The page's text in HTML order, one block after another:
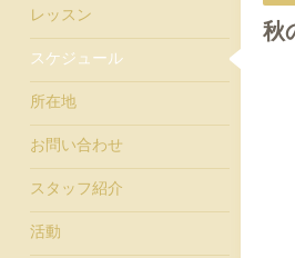
秋
レッスン
スケジュール
所在地
お問い合わせ
スタッフ紹介
活動